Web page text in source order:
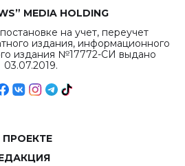
MEDIA HOLDING
на учет, переучет
издания, информационного
издания №17772-СИ выдано
03.07.2019.
ПРОЕКТЕ